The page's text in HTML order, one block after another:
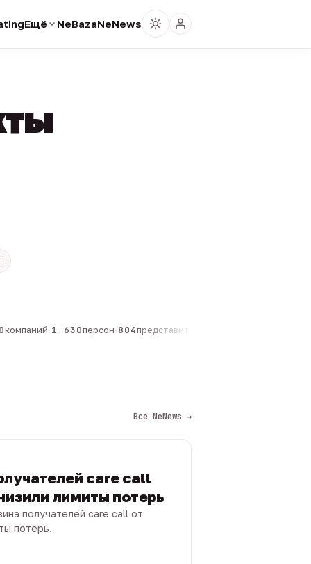
Ещё NeBazaNeNews
·1 630персон·804представителей
Все NeNews →
care call
лимиты потерь
получателей care call от
потерь.